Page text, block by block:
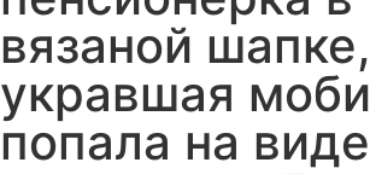
вязаной шапке,
укравшая
попала на